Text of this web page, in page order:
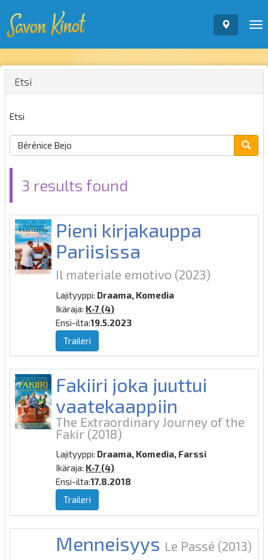
Etsi
Etsi
3 results found
Pieni kirjakauppa
Pariisissa
Il materiale emotivo (2023)
Lajityyppi: Draama, Komedia
Ikäraja: K-7 (4)
Ensi-ilta:19.5.2023
Traileri
Fakiiri joka juuttui
vaatekaappiin
The Extraordinary Journey of the
Fakir (2018)
Lajityyppi: Draama, Komedia, Farssi
Ikäraja: K-7 (4)
Ensi-ilta:17.8.2018
Traileri
Menneisyys Le Passé (2013)